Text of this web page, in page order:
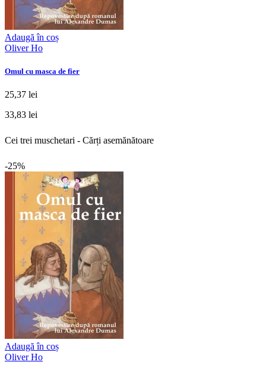
Adaugă în coș
Oliver Ho
Omul cu masca de fier
25,37 lei
33,83 lei
Cei trei muschetari - Cărți asemănătoare
-25%
Adaugă în coș
Oliver Ho